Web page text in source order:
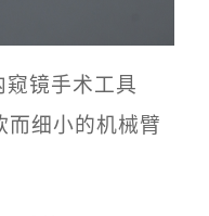
镜手术工具
而细小的机械臂